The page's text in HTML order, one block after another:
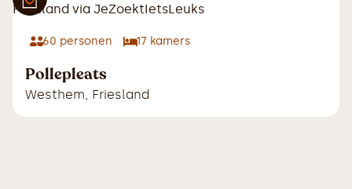
60 personen 17 kamers
Pollepleats
Westhem, Friesland